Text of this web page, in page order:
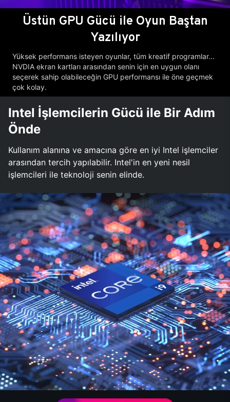
Üstün GPU Gücü ile Oyun Baştan
Yazılıyor
Yüksek performans isteyen oyunlar, tüm kreatif programlar...
NVDIA ekran kartları arasından senin için en uygun olanı
seçerek sahip olabileceğin GPU performansı ile öne geçmek
çok kolay.
Intel İşlemcilerin Gücü ile Bir Adım
Önde
Kullanım alanına ve amacına göre en iyi Intel işlemciler
arasından tercih yapılabilir. Intel'in en yeni nesil
işlemcileri ile teknoloji senin elinde.